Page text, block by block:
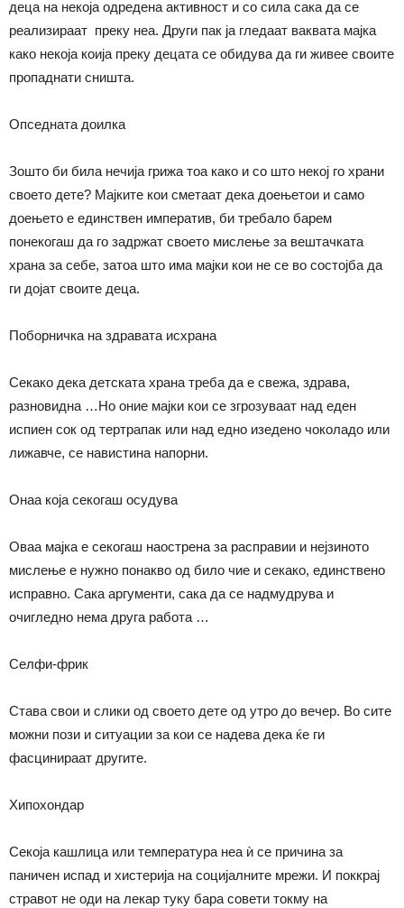
деца на некоја одредена активност и со сила сака да се
реализираат преку неа. Други пак ја гледаат ваквата мајка
како некоја коија преку децата се обидува да ги живее своите
пропаднати сништа.
Опседната доилка
Зошто би била нечија грижа тоа како и со што некој го храни
своето дете? Мајките кои сметаат дека доењетои и само
доењето е единствен императив, би требало барем
понекогаш да го задржат своето мислење за вештачката
храна за себе, затоа што има мајки кои не се во состојба да
ги дојат своите деца.
Поборничка на здравата исхрана
Секако дека детската храна треба да е свежа, здрава,
разновидна …Но оние мајки кои се згрозуваат над еден
испиен сок од тертрапак или над едно изедено чоколадо или
лижавче, се навистина напорни.
Онаа која секогаш осудува
Оваа мајка е секогаш наострена за расправии и нејзиното
мислење е нужно понакво од било чие и секако, единствено
исправно. Сака аргументи, сака да се надмудрува и
очигледно нема друга работа …
Селфи-фрик
Става свои и слики од своето дете од утро до вечер. Во сите
можни пози и ситуации за кои се надева дека ќе ги
фасцинираат другите.
Хипохондар
Секоја кашлица или температура неа ѝ се причина за
паничен испад и хистерија на социјалните мрежи. И поккрај
стравот не оди на лекар туку бара совети токму на